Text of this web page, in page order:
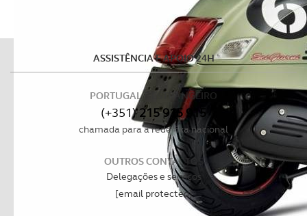
ASSISTÊNCIA E APOIO 24H
PORTUGAL E ESTRANGEIRO
(+351)215 915 915
chamada para a rede fixa nacional
OUTROS CONTACTOS
Delegações e serviços
[email protected]